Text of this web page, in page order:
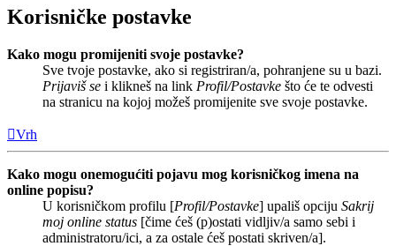
Korisničke postavke
Kako mogu promijeniti svoje postavke?
Sve tvoje postavke, ako si registriran/a, pohranjene su u bazi.
Prijaviš se i klikneš na link Profil/Postavke što će te odvesti
na stranicu na kojoj možeš promijenite sve svoje postavke.
Vrh
Kako mogu onemogućiti pojavu mog korisničkog imena na
online popisu?
U korisničkom profilu [Profil/Postavke] upališ opciju Sakrij
moj online status [čime ćeš (p)ostati vidljiv/a samo sebi i
administratoru/ici, a za ostale ćeš postati skriven/a].